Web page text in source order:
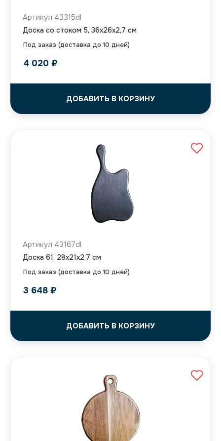
Под заказ (доставка до 10 дней)
Артикул 43315dl
Доска со стоком 5, 36x26x2,7 см
4 020 ₽
ДОБАВИТЬ В КОРЗИНУ
Под заказ (доставка до 10 дней)
Артикул 43167dl
Доска 61, 28x21x2,7 см
3 648 ₽
ДОБАВИТЬ В КОРЗИНУ